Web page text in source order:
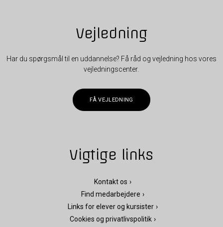
Vejledning
Har du spørgsmål til en uddannelse? Få råd og vejledning hos vores
vejledningscenter.
FÅ VEJLEDNING
Vigtige links
Kontakt os
Find medarbejdere
Links for elever og kursister
Cookies og privatlivspolitik